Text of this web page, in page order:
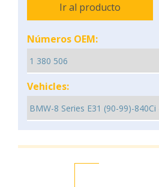
Ir al producto
Números OEM:
Vehicles: